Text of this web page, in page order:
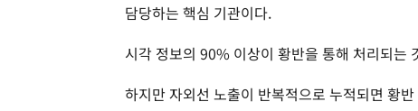
담당하는 핵심 기관이다.
시각 정보의 90% 이상이 황반을 통해 처리되는
하지만 자외선 노출이 반복적으로 누적되면 황